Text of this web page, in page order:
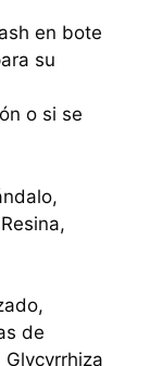
en bote
su
o si se
de